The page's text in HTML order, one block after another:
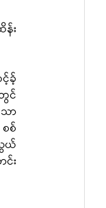
း
ခ့်
င်
စ်
ယ်
င်း